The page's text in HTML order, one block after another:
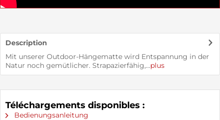
Description
Mit unserer Outdoor-Hängematte wird Entspannung in der
Natur noch gemütlicher. Strapazierfähig,...plus
Téléchargements disponibles :
Bedienungsanleitung